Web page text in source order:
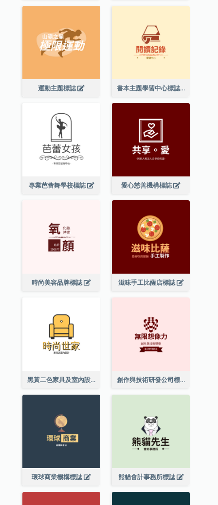
運動主題標誌 書本主題學習中心標誌
專業芭蕾舞學校標誌 愛心慈善機構標誌
時尚美容品牌標誌 滋味手工比薩店標誌
黑黃二色家具及室內設計標誌 創作與技術研發公司標誌
環球商業機構標誌 熊貓會計事務所標誌